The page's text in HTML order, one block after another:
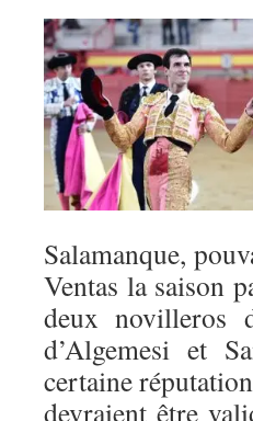
Salamanque,
Ventas la saison
deux novilleros
d’Algemesi et
certaine
devraient être